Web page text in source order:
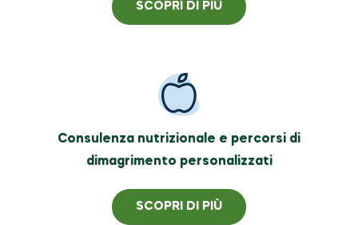
SCOPRI DI PIÙ
Consulenza nutrizionale e percorsi di
dimagrimento personalizzati
SCOPRI DI PIÙ